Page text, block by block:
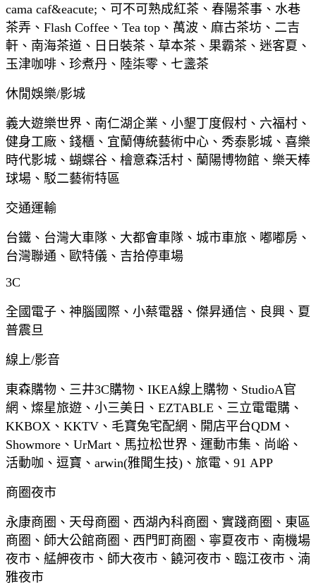
cama caf&eacute;、可不可熟成紅茶、春陽茶事、水巷
茶弄、Flash Coffee、Tea top、萬波、麻古茶坊、二吉
軒、南海茶道、日日裝茶、草本茶、果霸茶、迷客夏、
玉津咖啡、珍煮丹、陸柒零、七盞茶
休閒娛樂/影城
義大遊樂世界、南仁湖企業、小墾丁度假村、六福村、
健身工廠、錢櫃、宜蘭傳統藝術中心、秀泰影城、喜樂
時代影城、蝴蝶谷、檜意森活村、蘭陽博物館、樂天棒
球場、駁二藝術特區
交通運輸
台鐵、台灣大車隊、大都會車隊、城市車旅、嘟嘟房、
台灣聯通、歐特儀、吉拾停車場
3C
全國電子、神腦國際、小蔡電器、傑昇通信、良興、夏
普震旦
線上/影音
東森購物、三井3C購物、IKEA線上購物、StudioA官
網、燦星旅遊、小三美日、EZTABLE、三立電電購、
KKBOX、KKTV、毛寶兔宅配網、開店平台QDM、
Showmore、UrMart、馬拉松世界、運動市集、尚峪、
活動咖、逗寶、arwin(雅聞生技)、旅電、91 APP
商圈夜市
永康商圈、天母商圈、西湖內科商圈、實踐商圈、東區
商圈、師大公館商圈、西門町商圈、寧夏夜市、南機場
夜市、艋舺夜市、師大夜市、饒河夜市、臨江夜市、湳
雅夜市